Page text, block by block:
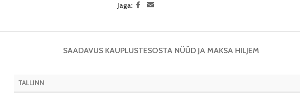
Jaga:
SAADAVUS KAUPLUSTESOSTA NÜÜD JA MAKSA HILJEM
TALLINN